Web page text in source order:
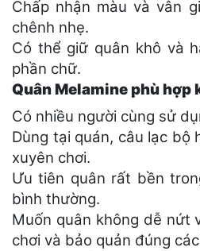
Chấp nhận màu và vân
chênh nhẹ.
Có thể giữ quân khô và
phần chữ.
Quân Melamine phù hợp
Có nhiều người cùng sử
Dùng tại quán, câu lạc bộ
xuyên chơi.
Ưu tiên quân rất bền
bình thường.
Muốn quân không dễ nứt
chơi và bảo quản đúng